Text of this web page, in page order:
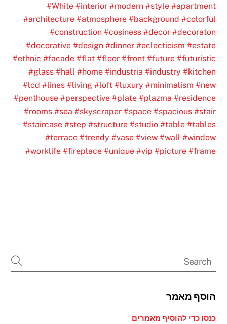
#White #interior #modern #style #apartment
#architecture #atmosphere #background #colorful
#construction #cosiness #decor #decoraton
#decorative #design #dinner #eclecticism #estate
#ethnic #facade #flat #floor #front #future #futuristic
#glass #hall #home #industria #industry #kitchen
#lcd #lines #living #loft #luxury #minimalism #new
#penthouse #perspective #plate #plazma #residence
#rooms #sea #skyscraper #space #spacious #stair
#staircase #step #structure #studio #table #tables
#terrace #trendy #vase #view #wall #window
#worklife #fireplace #unique #vip #picture #frame
הוסף מאמר
כנסו כדי להוסיף מאמרים